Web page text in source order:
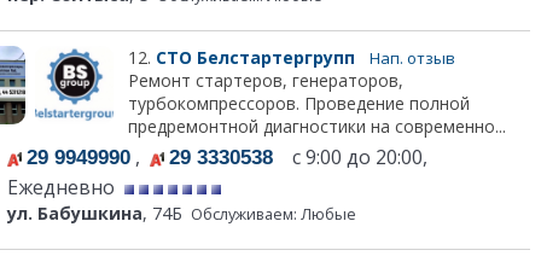
12. СТО Белстартергрупп Нап. отзыв
Ремонт стартеров, генераторов,
турбокомпрессоров. Проведение полной
предремонтной диагностики на современно...
29 9949990 , 29 3330538 с 9:00 до 20:00,
Ежедневно
ул. Бабушкина, 74Б Обслуживаем: Любые